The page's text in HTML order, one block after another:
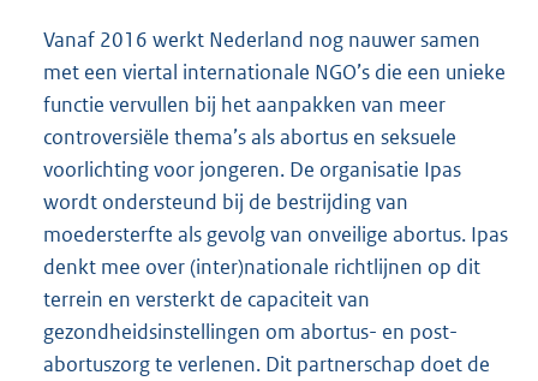
Vanaf 2016 werkt Nederland nog nauwer samen
met een viertal internationale NGO’s die een unieke
functie vervullen bij het aanpakken van meer
controversiële thema’s als abortus en seksuele
voorlichting voor jongeren. De organisatie Ipas
wordt ondersteund bij de bestrijding van
moedersterfte als gevolg van onveilige abortus. Ipas
denkt mee over (inter)nationale richtlijnen op dit
terrein en versterkt de capaciteit van
gezondheidsinstellingen om abortus- en post-
abortuszorg te verlenen. Dit partnerschap doet de